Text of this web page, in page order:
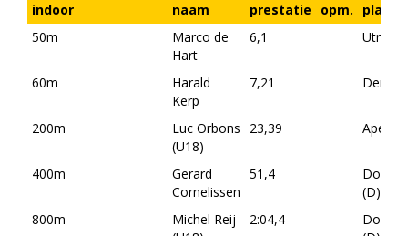
indoor naam prestatie opm.
plaats
50m
Marco de
Hart
6,1 Utrecht
60m
Harald
Kerp
7,21 Den
200m
Luc Orbons
(U18)
23,39
400m
Gerard
Cornelissen
51,4
(D)
800m
Michel Reij
2:04,4